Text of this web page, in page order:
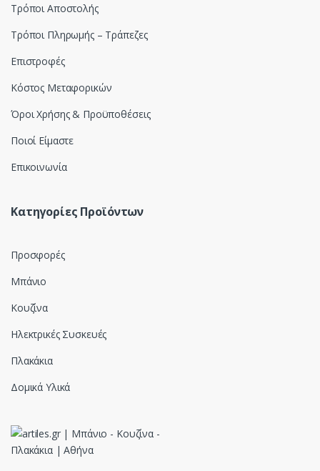
Τρόποι Αποστολής
Τρόποι Πληρωμής – Τράπεζες
Επιστροφές
Κόστος Μεταφορικών
Όροι Χρήσης & Προϋποθέσεις
Ποιοί Είμαστε
Επικοινωνία
Κατηγορίες Προϊόντων
Προσφορές
Μπάνιο
Κουζίνα
Ηλεκτρικές Συσκευές
Πλακάκια
Δομικά Υλικά